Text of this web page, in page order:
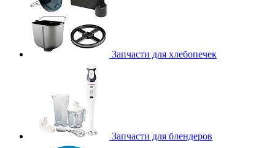
Запчасти для хлебопечек
Запчасти для блендеров